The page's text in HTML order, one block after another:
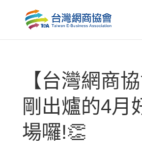
【台灣網商協
剛出爐的4月
場囉!👏